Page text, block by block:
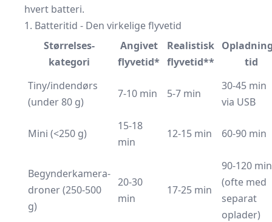
hvert batteri.
1. Batteritid - Den virkelige flyvetid
Størrelses­
kategori
Angivet
flyvetid*
Realistisk
flyvetid**
tid
Tiny/indendørs
(under 80 g)
7-10 min 5-7 min
30-45 min
via USB
Mini (<250 g)
15-18
min
12-15 min 60-90 min
Begynderkamera-
droner (250-500
g)
20-30
min
17-25 min
90-120 min
(ofte med
separat
oplader)